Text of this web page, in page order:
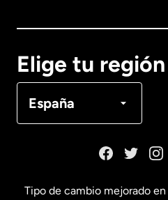
Elige tu región
España
Français
Tipo de cambio mejorado